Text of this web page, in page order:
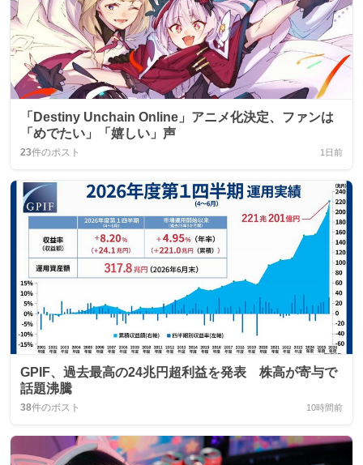
「Destiny Unchain Online」アニメ化決定、ファンは
「めでたい」「嬉しい」声
23件のポスト 1日前
GPIF、過去最高の24兆円超利益を発表 株高が寄与で
話題沸騰
38件のポスト 10時間前